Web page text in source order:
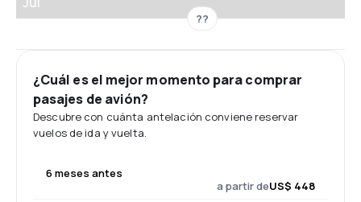
??
¿Cuál es el mejor momento para comprar
pasajes de avión?
Descubre con cuánta antelación conviene reservar
vuelos de ida y vuelta.
6 meses antes
a partir deUS$ 448